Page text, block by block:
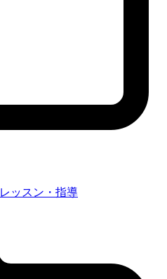
レッスン・指導